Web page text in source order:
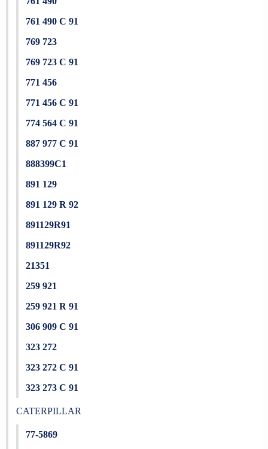
761 490 C 91
769 723
769 723 C 91
771 456
771 456 C 91
774 564 C 91
887 977 C 91
888399C1
891 129
891 129 R 92
891129R91
891129R92
21351
259 921
259 921 R 91
306 909 C 91
323 272
323 272 C 91
323 273 C 91
CATERPILLAR
77-5869